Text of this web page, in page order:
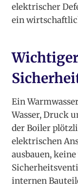
elektrischer
ein
Ein
Wasser, Druck
der Boiler
elektrischen
ausbauen,
internen